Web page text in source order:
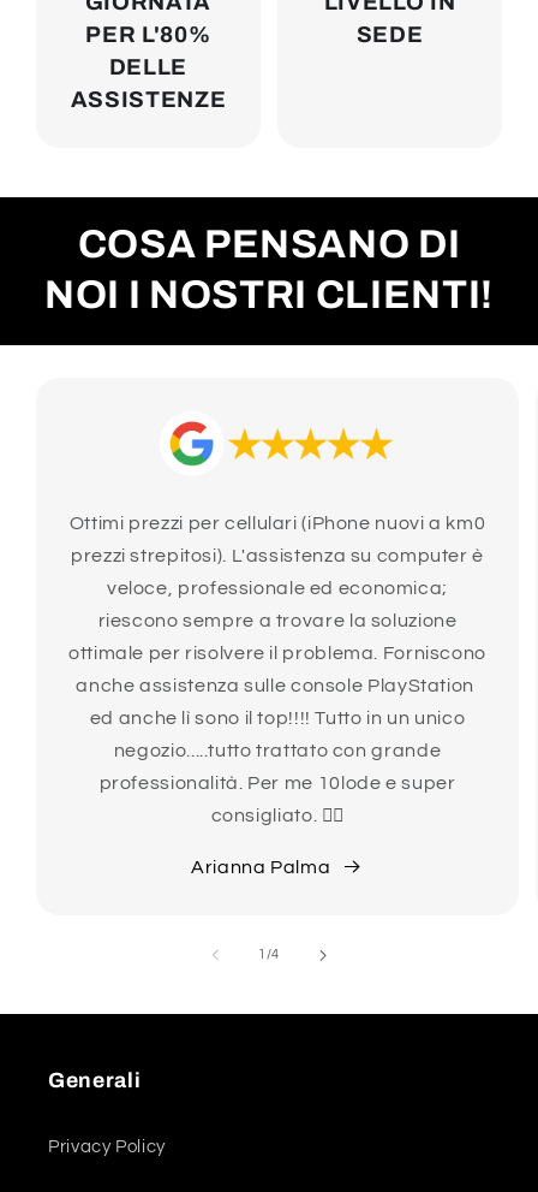
PER L'80%
DELLE
ASSISTENZE
SEDE
COSA PENSANO DI
NOI I NOSTRI CLIENTI!
Ottimi prezzi per cellulari (iPhone nuovi a km0
prezzi strepitosi). L'assistenza su computer è
veloce, professionale ed economica;
riescono sempre a trovare la soluzione
ottimale per risolvere il problema. Forniscono
anche assistenza sulle console PlayStation
ed anche lì sono il top!!!! Tutto in un unico
negozio.....tutto trattato con grande
professionalità. Per me 10lode e super
consigliato. 👍🏻
Arianna Palma
1 /su
4
Generali
Privacy Policy